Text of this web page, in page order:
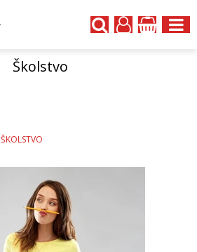
Školstvo
ŠKOLSTVO